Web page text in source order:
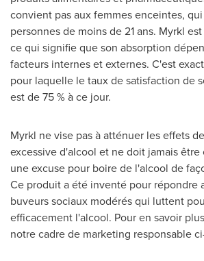
convient pas aux femmes enceintes,
personnes de moins de 21 ans. Myrkl
ce qui signifie que son absorption
facteurs internes et externes. C'est
pour laquelle le taux de satisfaction de
est de 75 % à ce jour.
Myrkl ne vise pas à atténuer les effets
excessive d'alcool et ne doit jamais
une excuse pour boire de l'alcool de
Ce produit a été inventé pour répondre
buveurs sociaux modérés qui luttent
efficacement l'alcool. Pour en savoir
notre cadre de marketing responsable